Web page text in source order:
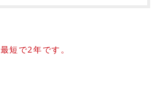
短で2年です。